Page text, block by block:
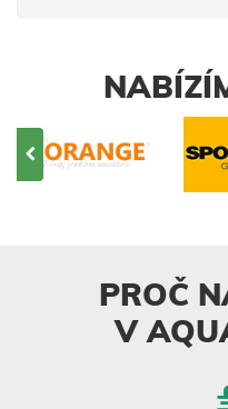
PROČ
V